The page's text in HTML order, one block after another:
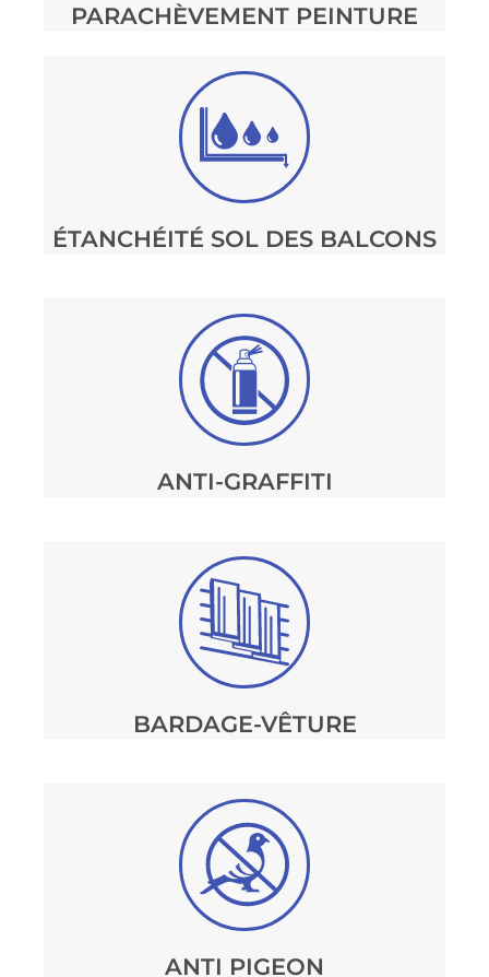
PARACHÈVEMENT PEINTURE
ÉTANCHÉITÉ SOL DES BALCONS
ANTI-GRAFFITI
BARDAGE-VÊTURE
ANTI PIGEON